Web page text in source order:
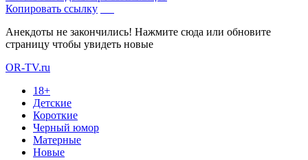
Копировать ссылку
Анекдоты не закончились! Нажмите сюда или обновите
страницу чтобы увидеть новые
OR-TV.ru
18+
Детские
Короткие
Черный юмор
Матерные
Новые